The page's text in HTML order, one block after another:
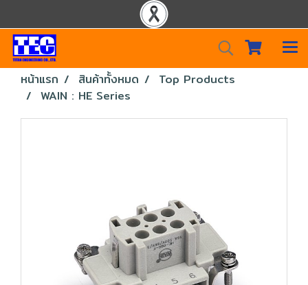
หน้าแรก สินค้าทั้งหมด
Top Products
WAIN : HE Series